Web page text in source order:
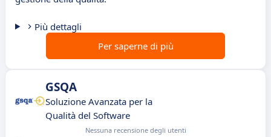
Più dettagli
Per saperne di più
GSQA
Soluzione Avanzata per la
Qualità del Software
Nessuna recensione degli utenti